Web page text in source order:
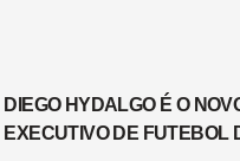
DIEGO HYDALGO É O
EXECUTIVO DE FUTEBOL